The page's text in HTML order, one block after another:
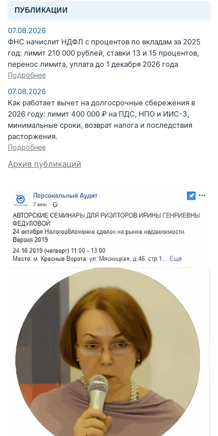
ПУБЛИКАЦИИ
07.08.2026
ФНС начислит НДФЛ с процентов по вкладам за 2025
год: лимит 210 000 рублей, ставки 13 и 15 процентов,
перенос лимита, уплата до 1 декабря 2026 года
Подробнее
07.08.2026
Как работает вычет на долгосрочные сбережения в
2026 году: лимит 400 000 ₽ на ПДС, НПО и ИИС-3,
минимальные сроки, возврат налога и последствия
расторжения.
Подробнее
Архив публикаций